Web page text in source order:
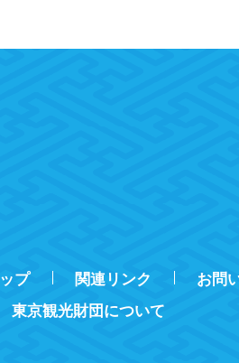
プ 関連リンク お問
東京観光財団について